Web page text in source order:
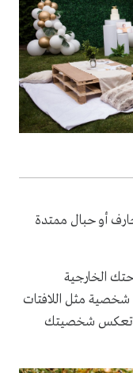
أو حبال ممتدة
الخارجية
شخصية مثل اللافتات
تعكس شخصيتك